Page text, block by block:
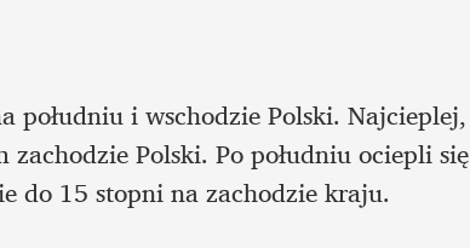
i wschodzie Polski. Najcieplej,
Polski. Po południu ociepli się
do 15 stopni na zachodzie kraju.